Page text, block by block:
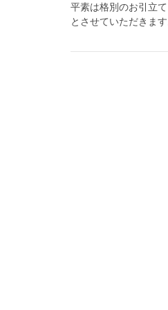
平素は格別のお引立
とさせていただきま